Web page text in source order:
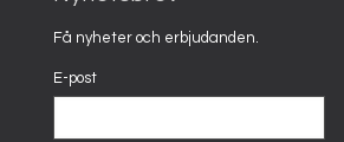
Få nyheter och erbjudanden.
E-post